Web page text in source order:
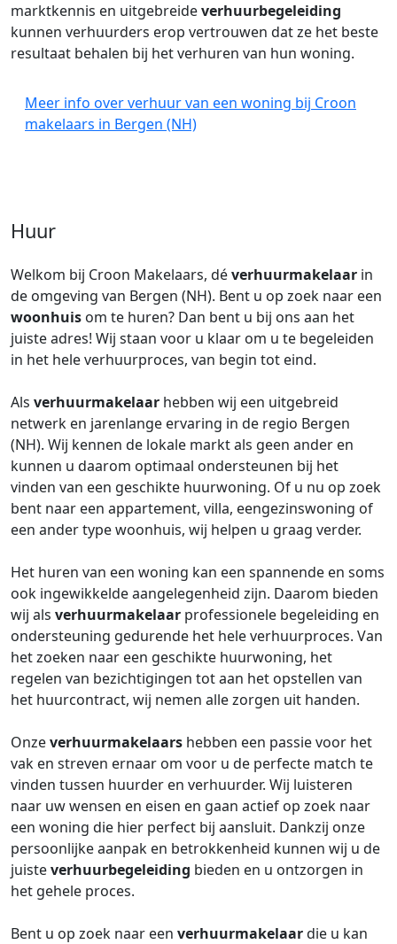
marktkennis en uitgebreideverhuurbegeleiding
kunnen verhuurders erop vertrouwen dat ze het beste
resultaat behalen bij het verhuren van hun woning.
Meer info over verhuur van een woning bij Croon
makelaars in Bergen (NH)
Huur
Welkom bij Croon Makelaars, déverhuurmakelaar in
de omgeving van Bergen (NH). Bent u op zoek naar een
woonhuis om te huren? Dan bent u bij ons aan het
juiste adres! Wij staan voor u klaar om u te begeleiden
in het hele verhuurproces, van begin tot eind.
Als verhuurmakelaar hebben wij een uitgebreid
netwerk en jarenlange ervaring in de regio Bergen
(NH). Wij kennen de lokale markt als geen ander en
kunnen u daarom optimaal ondersteunen bij het
vinden van een geschikte huurwoning. Of u nu op zoek
bent naar een appartement, villa, eengezinswoning of
een ander type woonhuis, wij helpen u graag verder.
Het huren van een woning kan een spannende en soms
ook ingewikkelde aangelegenheid zijn. Daarom bieden
wij als verhuurmakelaar professionele begeleiding en
ondersteuning gedurende het hele verhuurproces. Van
het zoeken naar een geschikte huurwoning, het
regelen van bezichtigingen tot aan het opstellen van
het huurcontract, wij nemen alle zorgen uit handen.
Onzeverhuurmakelaars hebben een passie voor het
vak en streven ernaar om voor u de perfecte match te
vinden tussen huurder en verhuurder. Wij luisteren
naar uw wensen en eisen en gaan actief op zoek naar
een woning die hier perfect bij aansluit. Dankzij onze
persoonlijke aanpak en betrokkenheid kunnen wij u de
juisteverhuurbegeleiding bieden en u ontzorgen in
het gehele proces.
Bent u op zoek naar een verhuurmakelaardie u kan